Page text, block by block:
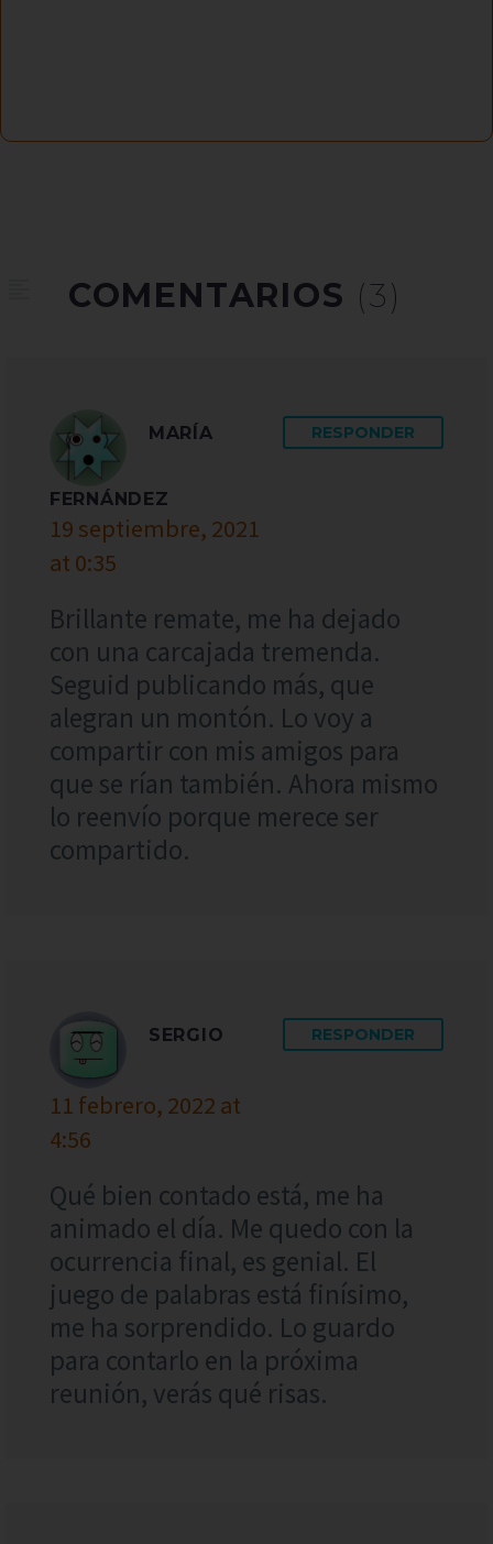
COMENTARIOS (3)
MARÍA
FERNÁNDEZ
19 septiembre, 2021
at 0:35
RESPONDER
Brillante remate, me ha dejado
con una carcajada tremenda.
Seguid publicando más, que
alegran un montón. Lo voy a
compartir con mis amigos para
que se rían también. Ahora mismo
lo reenvío porque merece ser
compartido.
SERGIO
11 febrero, 2022 at
4:56
RESPONDER
Qué bien contado está, me ha
animado el día. Me quedo con la
ocurrencia final, es genial. El
juego de palabras está finísimo,
me ha sorprendido. Lo guardo
para contarlo en la próxima
reunión, verás qué risas.